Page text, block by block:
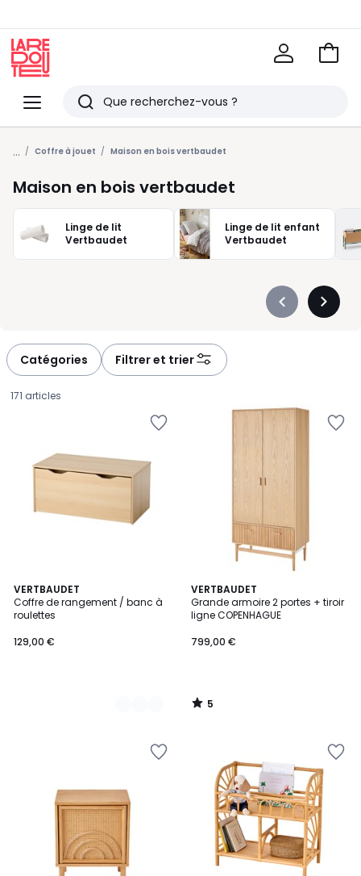
Menu
Redoute
Rechercher
Derniers
articles
vus
Voir
... Coffre à jouet Maison en bois vertbaudet
Maison en bois vertbaudet
Linge de lit
Vertbaudet
Linge de lit enfant
Vertbaudet
Précédent
Catégories Filtrer et trier
171 articles
VERTBAUDET
Coffre de rangement / banc à
roulettes
€.
129,00 €
2
Couleurs
VERTBAUDET
Grande armoire 2 portes + tiroir
ligne COPENHAGUE
799,00 €
5
/
5
5
/